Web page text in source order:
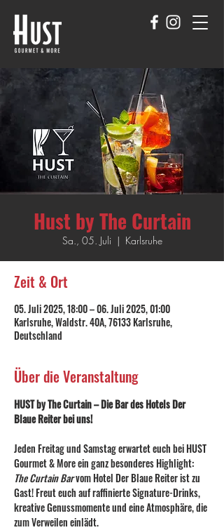
Hust by The Curtain
Sa., 05. Juli
  |
Karlsruhe
Zeit & Ort
05. Juli 2025, 18:00 – 06. Juli 2025, 01:00
Karlsruhe, Waldstr. 40A, 76133 Karlsruhe,
Deutschland
Über die Veranstaltung
HUST by The Curtain – Die Bar des Hotels Der
Blaue Reiter bei uns!
Jeden Freitag und Samstag erwartet euch bei HUST
Gourmet & More ein ganz besonderes Highlight:
The Curtain Bar vom Hotel Der Blaue Reiter ist zu
Gast! Freut euch auf raffinierte Signature-Drinks,
kreative Genussmomente und eine Atmosphäre, die
zum Verweilen einlädt.